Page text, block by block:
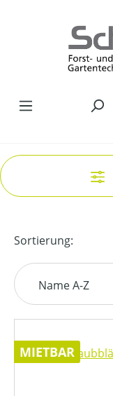
Sortierung:
MIETBAR